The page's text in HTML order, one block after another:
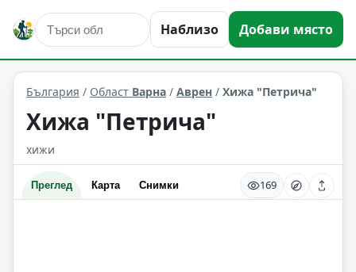
Наблизо Добави място
места за подслон Аврен Област: Варна
България / Област Варна / Аврен / Хижа "Петрича"
Хижа "Петрича"
хижи
Преглед Карта Снимки 169